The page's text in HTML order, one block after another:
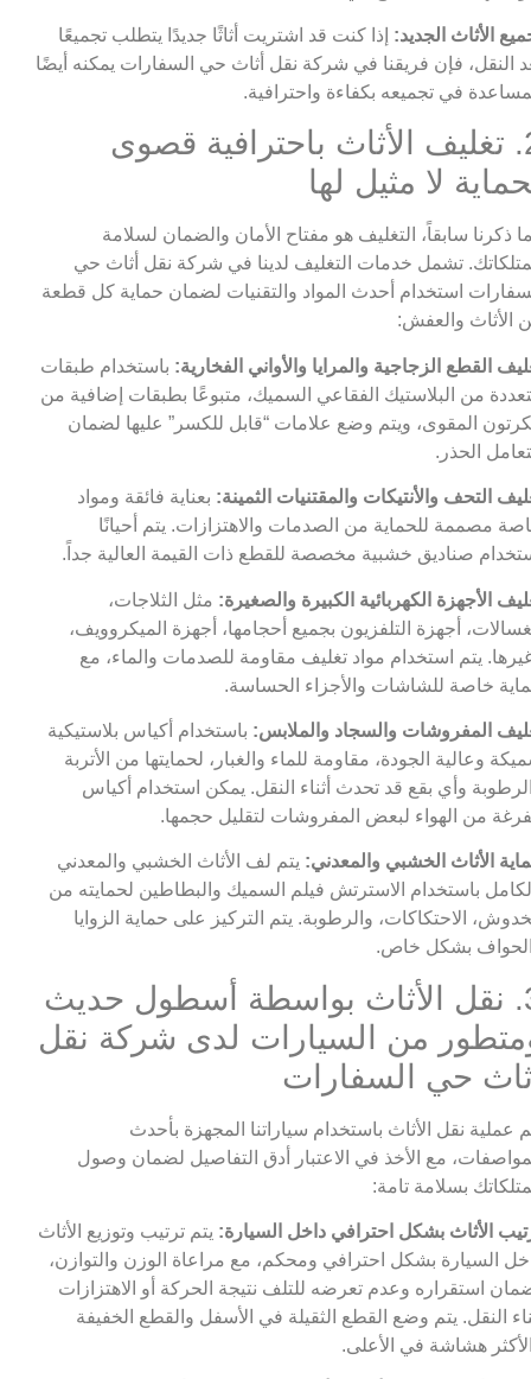
الأثاث الجديد: إذا كنت قد اشتريت أثاثًا جديدًا يتطلب تجميعًا
النقل، فإن فريقنا في شركة نقل أثاث حي السفارات يمكنه أيضًا
في تجميعه بكفاءة واحترافية.
2. تغليف الأثاث باحترافية قصوى
لا مثيل لها
ذكرنا سابقاً، التغليف هو مفتاح الأمان والضمان لسلامة
تشمل خدمات التغليف لدينا في شركة نقل أثاث حي
استخدام أحدث المواد والتقنيات لضمان حماية كل قطعة
الأثاث والعفش:
القطع الزجاجية والمرايا والأواني الفخارية: باستخدام طبقات
من البلاستيك الفقاعي السميك، متبوعًا بطبقات إضافية من
المقوى، ويتم وضع علامات “قابل للكسر” عليها لضمان
الحذر.
التحف والأنتيكات والمقتنيات الثمينة: بعناية فائقة ومواد
مصممة للحماية من الصدمات والاهتزازات. يتم أحيانًا
صناديق خشبية مخصصة للقطع ذات القيمة العالية جداً.
الأجهزة الكهربائية الكبيرة والصغيرة: مثل الثلاجات،
أجهزة التلفزيون بجميع أحجامها، أجهزة الميكروويف،
يتم استخدام مواد تغليف مقاومة للصدمات والماء، مع
خاصة للشاشات والأجزاء الحساسة.
المفروشات والسجاد والملابس: باستخدام أكياس بلاستيكية
وعالية الجودة، مقاومة للماء والغبار، لحمايتها من الأتربة
وأي بقع قد تحدث أثناء النقل. يمكن استخدام أكياس
من الهواء لبعض المفروشات لتقليل حجمها.
الأثاث الخشبي والمعدني: يتم لف الأثاث الخشبي والمعدني
باستخدام الاسترتش فيلم السميك والبطاطين لحمايته من
الاحتكاكات، والرطوبة. يتم التركيز على حماية الزوايا
بشكل خاص.
3. نقل الأثاث بواسطة أسطول حديث
من السيارات لدى شركة نقل
حي السفارات
عملية نقل الأثاث باستخدام سياراتنا المجهزة بأحدث
مع الأخذ في الاعتبار أدق التفاصيل لضمان وصول
بسلامة تامة:
الأثاث بشكل احترافي داخل السيارة: يتم ترتيب وتوزيع الأثاث
السيارة بشكل احترافي ومحكم، مع مراعاة الوزن والتوازن،
استقراره وعدم تعرضه للتلف نتيجة الحركة أو الاهتزازات
النقل. يتم وضع القطع الثقيلة في الأسفل والقطع الخفيفة
هشاشة في الأعلى.